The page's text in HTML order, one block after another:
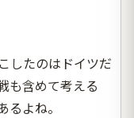
したのはドイツだ
も含めて考える
よね。